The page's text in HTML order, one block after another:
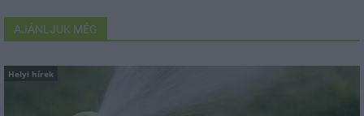
AJÁNLJUK MÉG
Helyi hírek